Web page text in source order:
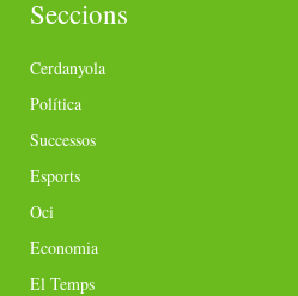
Seccions
Cerdanyola
Política
Successos
Esports
Oci
Economia
El Temps